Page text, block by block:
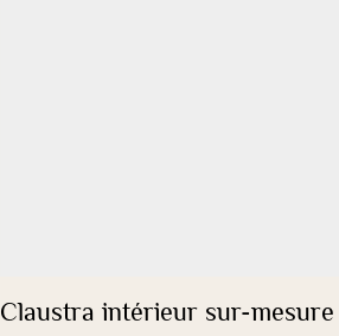
Claustra intérieur sur-mesure